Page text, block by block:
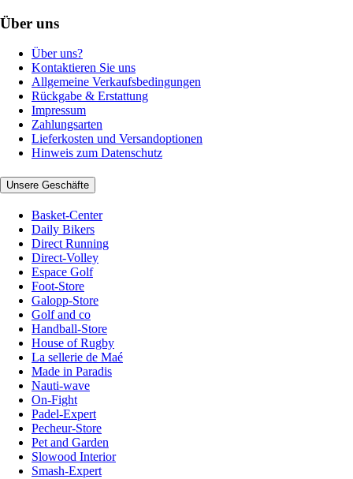
Über uns
Über uns?
Kontaktieren Sie uns
Allgemeine Verkaufsbedingungen
Rückgabe & Erstattung
Impressum
Zahlungsarten
Lieferkosten und Versandoptionen
Hinweis zum Datenschutz
Unsere Geschäfte
Basket-Center
Daily Bikers
Direct Running
Direct-Volley
Espace Golf
Foot-Store
Galopp-Store
Golf and co
Handball-Store
House of Rugby
La sellerie de Maé
Made in Paradis
Nauti-wave
On-Fight
Padel-Expert
Pecheur-Store
Pet and Garden
Slowood Interior
Smash-Expert